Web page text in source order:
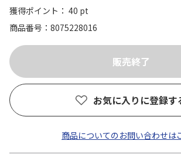
獲得ポイント： 40 pt
商品番号
8075228016
お気に入りに登録す
商品についてのお問い合わせは